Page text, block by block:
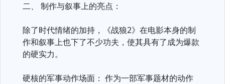
二、 制作与叙事上的亮点：
除了时代情绪的加持，《战狼2》在电影本身的制
作和叙事上也下了不少功夫，使其具有了成为爆款
的硬实力。
硬核的军事动作场面： 作为一部军事题材的动作